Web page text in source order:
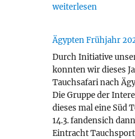
weiterlesen
Ägypten Frühjahr
Durch Initiative
konnten wir dieses
Tauchsafari nach
Die Gruppe der
dieses mal eine Süd
14.3. fandensich
Eintracht